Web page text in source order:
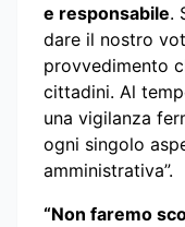
e responsabile.
dare il nostro
provvedimento
cittadini. Al
una vigilanza
ogni singolo
amministrativa”.
“Non faremo